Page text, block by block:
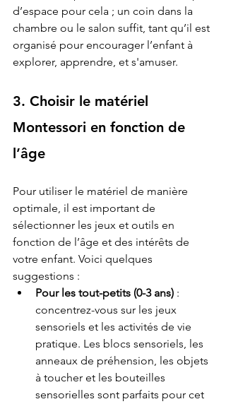
d’espace pour cela ; un coin dans la
chambre ou le salon suffit, tant qu’il est
organisé pour encourager l’enfant à
explorer, apprendre, et s'amuser.
3. Choisir le matériel
Montessori en fonction de
l’âge
Pour utiliser le matériel de manière
optimale, il est important de
sélectionner les jeux et outils en
fonction de l’âge et des intérêts de
votre enfant. Voici quelques
suggestions :
Pour les tout-petits (0-3 ans) :
concentrez-vous sur les jeux
sensoriels et les activités de vie
pratique. Les blocs sensoriels, les
anneaux de préhension, les objets
à toucher et les bouteilles
sensorielles sont parfaits pour cet